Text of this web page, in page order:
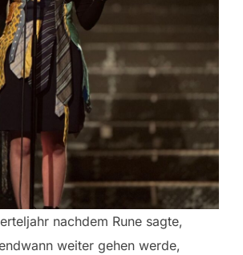
nachdem Rune sagte,
weiter gehen werde,